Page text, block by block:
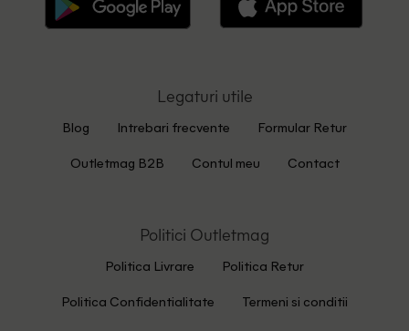
Legaturi utile
Blog Intrebari frecvente Formular Retur
Outletmag B2B Contul meu Contact
Politici Outletmag
Politica Livrare Politica Retur
Politica Confidentialitate Termeni si conditii